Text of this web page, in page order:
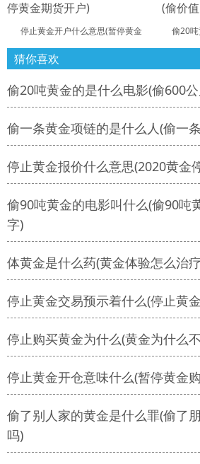
停止黄金开户什么意思(暂停黄金 偷20
猜你喜欢
偷20吨黄金的是什么电影(偷600
偷一条黄金项链的是什么人(偷一
停止黄金报价什么意思(2020黄金
偷90吨黄金的电影叫什么(偷90吨
字)
体黄金是什么药(黄金体验怎么治
停止黄金交易预示着什么(停止黄
停止购买黄金为什么(黄金为什么
停止黄金开仓意味什么(暂停黄金
偷了别人家的黄金是什么罪(偷了
吗)